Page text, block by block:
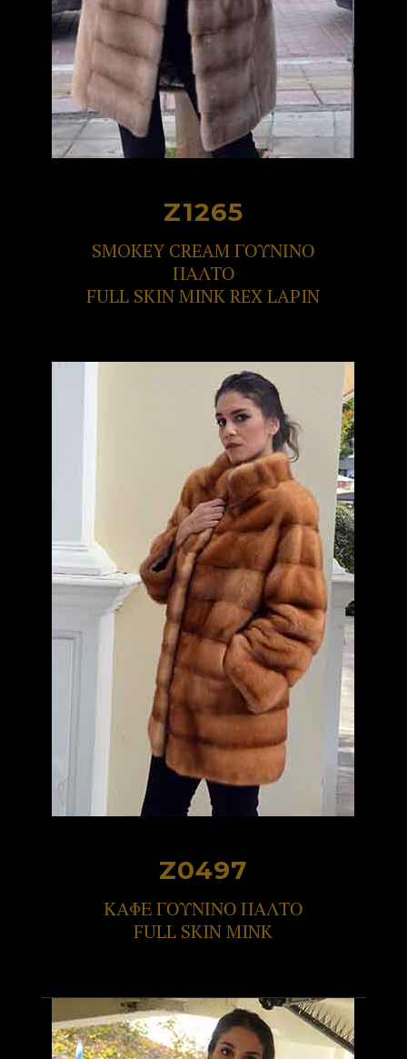
Z1265
SMOKEY CREAM ΓΟΥΝΙΝΟ
ΠΑΛΤΟ
FULL SKIN MINK REX LAPIN
Z0497
ΚΑΦΕ ΓΟΥΝΙΝΟ ΠΑΛΤΟ
FULL SKIN MINK